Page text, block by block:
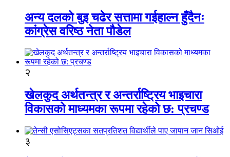
अन्य दलको बुइ चढेर सत्तामा गईहाल्न हुँदैनः
कांग्रेस वरिष्ठ नेता पौडेल
२
खेलकुद अर्थतन्त्र र अन्तर्राष्ट्रिय भाइचारा
विकासको माध्यमका रूपमा रहेको छ: प्रचण्ड
३